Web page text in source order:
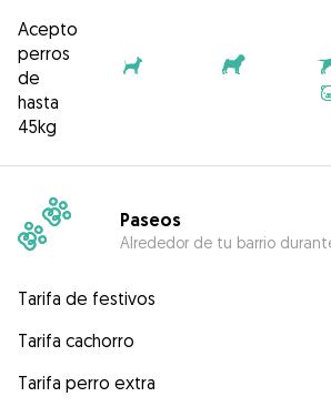
Acepto
perros
de
hasta
45kg
Paseos
Alrededor de tu barrio
Tarifa de festivos
Tarifa cachorro
Tarifa perro extra